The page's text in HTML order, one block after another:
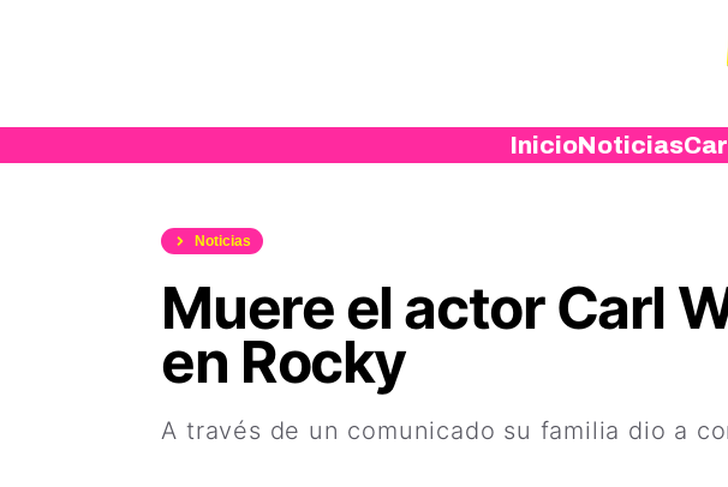
InicioNoticias
Noticias
Muere el actor Carl
en Rocky
A través de un comunicado su familia dio a